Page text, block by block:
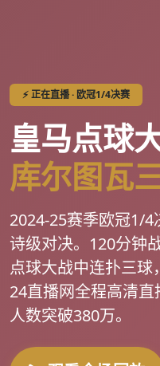
⚡ 正在直播 · 欧冠1/4决赛
皇马点球
库尔图瓦
2024-25赛季欧冠1/
诗级对决。120分钟
点球大战中连扑三球
24直播网全程高清
人数突破380万。